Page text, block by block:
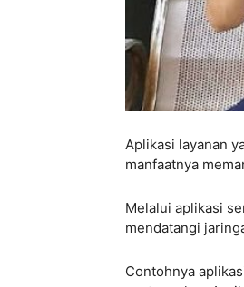
Aplikasi layanan
manfaatnya
Melalui aplikasi
mendatangi
Contohnya